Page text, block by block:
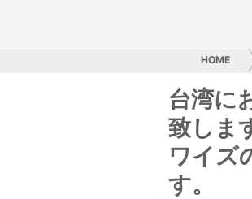
HOME
台湾に
致しま
ワイズ
す。